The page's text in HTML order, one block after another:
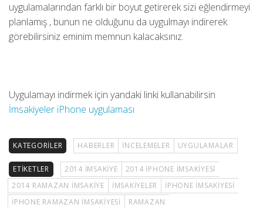
uygulamalarından farklı bir boyut getirerek sizi eğlendirmeyi
planlamış , bunun ne olduğunu da uygulmayı indirerek
görebilirsiniz eminim memnun kalacaksınız.
Uygulamayı indirmek için yandaki linki kullanabilirsin
İmsakiyeler iPhone uygulaması
KATEGORILER HABERLER İNCELEMELER UYGULAMALAR
ETIKETLER 2014 IMSAKIYE
2014 IPHONE IMSAKIYESI
2014 RAMAZAN IMSAKIYE
IMSAKIYELER
IPHONE IMSAKIYESI
IPHONE RAMAZAN IMSAKIYESI
RAMAZAN